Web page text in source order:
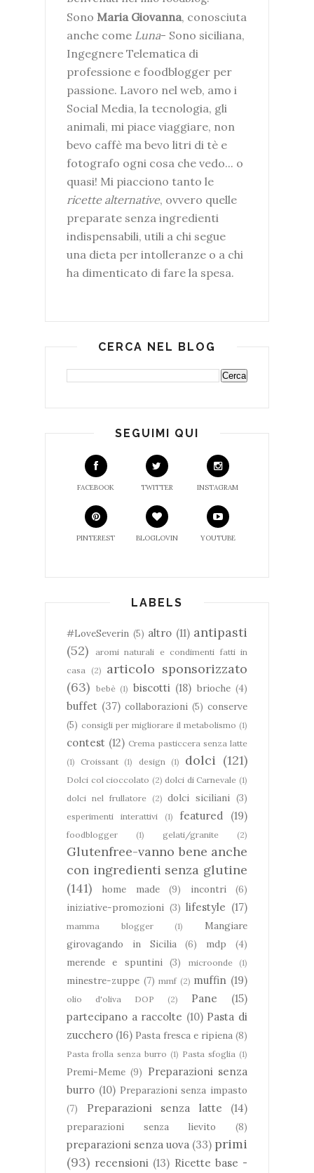
Sono Maria Giovanna, conosciuta
anche come Luna- Sono siciliana,
Ingegnere Telematica di
professione e foodblogger per
passione. Lavoro nel web, amo i
Social Media, la tecnologia, gli
animali, mi piace viaggiare, non
bevo caffè ma bevo litri di tè e
fotografo ogni cosa che vedo... o
quasi! Mi piacciono tanto le
ricette alternative, ovvero quelle
preparate senza ingredienti
indispensabili, utili a chi segue
una dieta per intolleranze o a chi
ha dimenticato di fare la spesa.
CERCA NEL BLOG
SEGUIMI QUI
FACEBOOK TWITTER INSTAGRAM
PINTEREST BLOGLOVIN YOUTUBE
LABELS
#LoveSeverin (5) altro (11) antipasti
(52)
aromi naturali e condimenti fatti in
casa
(2) articolo sponsorizzato
(63) bebè (1) biscotti (18) brioche (4)
buffet (37) collaborazioni (5) conserve
(5) consigli per migliorare il metabolismo (1)
contest (12) Crema pasticcera senza latte
(1)
Croissant (1) design (1) dolci (121)
Dolci col cioccolato (2) dolci di Carnevale (1)
dolci nel frullatore
(2) dolci siciliani (3)
esperimenti interattivi (1) featured (19)
foodblogger (1) gelati/granite (2)
Glutenfree-vanno bene anche
con ingredienti senza glutine
(141)
home made (9) incontri
(6)
iniziative-promozioni (3) lifestyle (17)
mamma blogger (1)
Mangiare
girovagando in Sicilia
(6) mdp
(4)
merende e spuntini (3) microonde (1)
minestre-zuppe (7) mmf (2) muffin (19)
olio d'oliva DOP (2) Pane
(15)
partecipano a raccolte (10) Pasta di
zucchero (16) Pasta fresca e ripiena (8)
Pasta frolla senza burro (1) Pasta sfoglia (1)
Premi-Meme (9) Preparazioni senza
burro (10) Preparazioni senza impasto
(7)
Preparazioni senza latte (14)
preparazioni senza lievito (8)
preparazioni senza uova (33) primi
(93) recensioni (13) Ricette base -